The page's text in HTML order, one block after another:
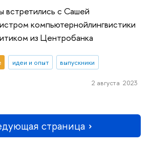
встретились с Сашей
компьютернойлингвистики
из Центробанка
идеи и опыт выпускники
2 августа 2023
страница